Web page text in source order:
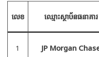
លេខ ឈ្មោះស្ថាប័នធនាគារ
1 JP Morgan